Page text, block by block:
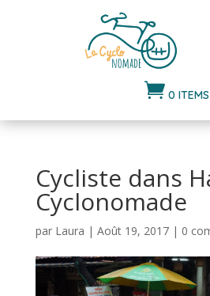
 0 ITEMS
Cycliste dans
Cyclonomade
par Laura | Août 19, 2017| 0